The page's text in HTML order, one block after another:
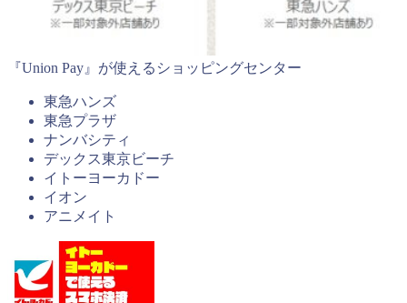
『Union Pay』が使えるショッピングセンター
東急ハンズ
東急プラザ
ナンバシティ
デックス東京ビーチ
イトーヨーカドー
イオン
アニメイト